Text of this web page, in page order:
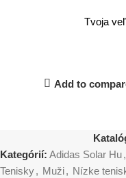
Tvoja
Add to
Kategórií: Adidas Solar Hu,
Tenisky, Muži, Nízke